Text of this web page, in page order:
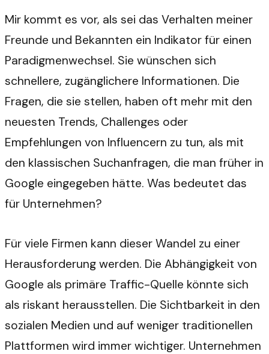
Mir kommt es vor, als sei das Verhalten meiner
Freunde und Bekannten ein Indikator für einen
Paradigmenwechsel. Sie wünschen sich
schnellere, zugänglichere Informationen. Die
Fragen, die sie stellen, haben oft mehr mit den
neuesten Trends, Challenges oder
Empfehlungen von Influencern zu tun, als mit
den klassischen Suchanfragen, die man früher in
Google eingegeben hätte. Was bedeutet das
für Unternehmen?
Für viele Firmen kann dieser Wandel zu einer
Herausforderung werden. Die Abhängigkeit von
Google als primäre Traffic-Quelle könnte sich
als riskant herausstellen. Die Sichtbarkeit in den
sozialen Medien und auf weniger traditionellen
Plattformen wird immer wichtiger. Unternehmen